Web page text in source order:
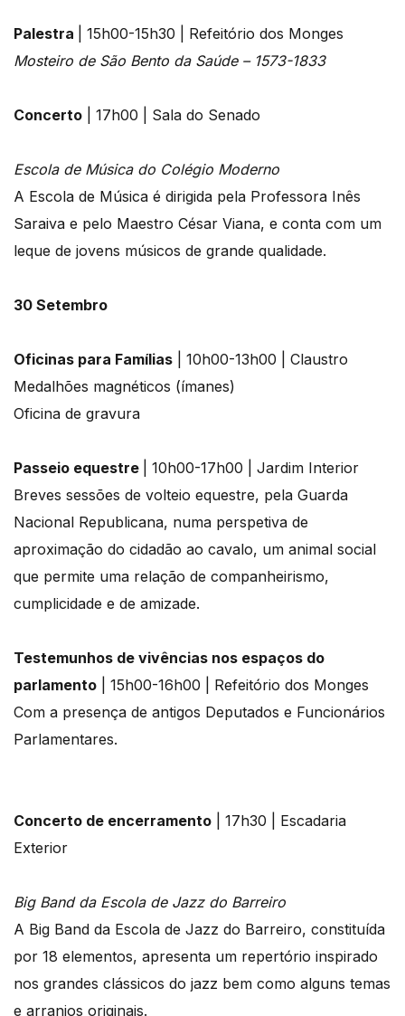
Palestra
| 15h00-15h30 | Refeitório dos Monges
Mosteiro de São Bento da Saúde – 1573-1833
Concerto | 17h00 | Sala do Senado
Escola de Música do Colégio Moderno
A Escola de Música é dirigida pela Professora Inês
Saraiva e pelo Maestro César Viana, e conta com um
leque de jovens músicos de grande qualidade.
30 Setembro
Oficinas para Famílias | 10h00-13h00 | Claustro
Medalhões magnéticos (ímanes)
Oficina de gravura
Passeio equestre
| 10h00-17h00 | Jardim Interior
Breves sessões de volteio equestre, pela Guarda
Nacional Republicana, numa perspetiva de
aproximação do cidadão ao cavalo, um animal social
que permite uma relação de companheirismo,
cumplicidade e de amizade.
Testemunhos de vivências nos espaços do
parlamento | 15h00-16h00 | Refeitório dos Monges
Com a presença de antigos Deputados e Funcionários
Parlamentares.
Concerto de encerramento | 17h30 | Escadaria
Exterior
Big Band da Escola de Jazz do Barreiro
A Big Band da Escola de Jazz do Barreiro, constituída
por 18 elementos, apresenta um repertório inspirado
nos grandes clássicos do jazz bem como alguns temas
e arranjos originais.